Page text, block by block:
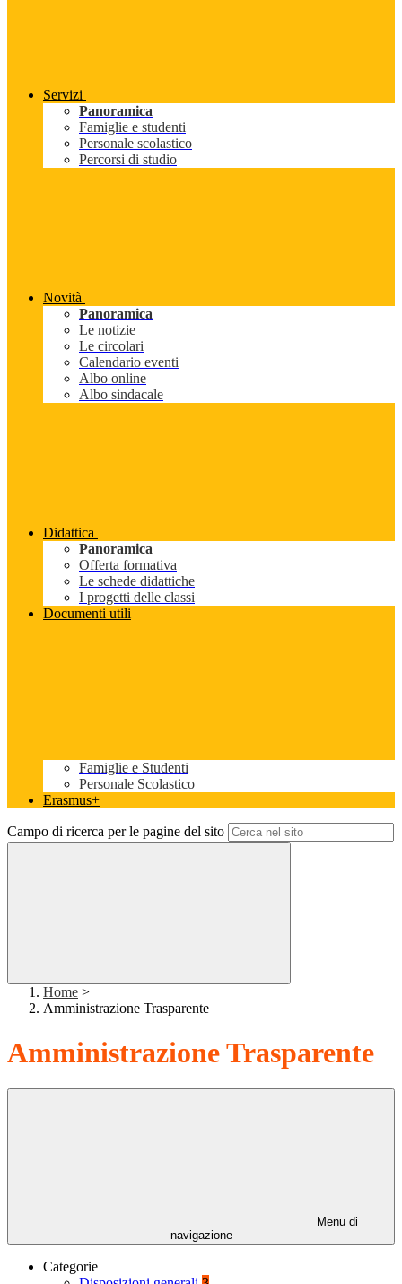
Servizi
Panoramica
Famiglie e studenti
Personale scolastico
Percorsi di studio
Novità
Panoramica
Le notizie
Le circolari
Calendario eventi
Albo online
Albo sindacale
Didattica
Panoramica
Offerta formativa
Le schede didattiche
I progetti delle classi
Documenti utili
Famiglie e Studenti
Personale Scolastico
Erasmus+
Campo di ricerca per le pagine del sito
Home >
Amministrazione Trasparente
Amministrazione Trasparente
Menu di
navigazione
Categorie